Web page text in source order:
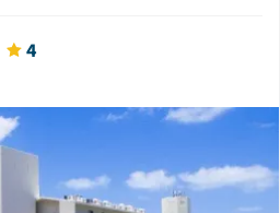
4